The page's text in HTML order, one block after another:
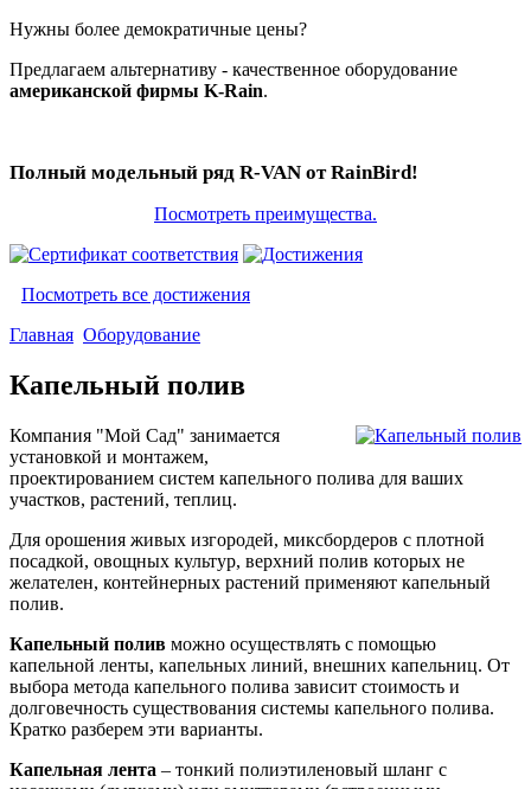
Нужны более демократичные цены?
Предлагаем альтернативу - качественное оборудование
американской фирмы K-Rain.
Полный модельный ряд R-VAN от RainBird!
Посмотреть преимущества.
Посмотреть все достижения
Главная Оборудование
Капельный полив
Компания "Мой Сад" занимается
установкой и монтажем,
проектированием систем капельного полива для ваших
участков, растений, теплиц.
Для орошения живых изгородей, миксбордеров с плотной
посадкой, овощных культур, верхний полив которых не
желателен, контейнерных растений применяют капельный
полив.
Капельный полив можно осуществлять с помощью
капельной ленты, капельных линий, внешних капельниц. От
выбора метода капельного полива зависит стоимость и
долговечность существования системы капельного полива.
Кратко разберем эти варианты.
Капельная лента – тонкий полиэтиленовый шланг с